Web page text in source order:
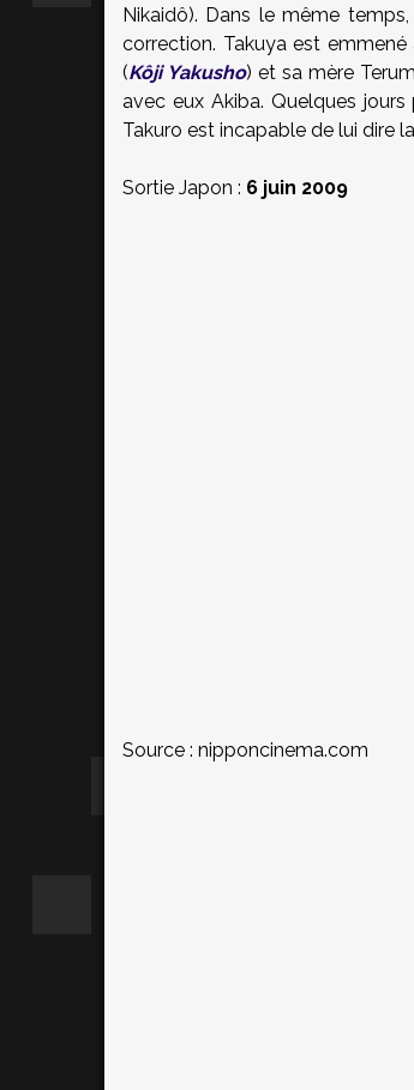
Nikaidô). Dans le même
correction. Takuya est
(Kôji Yakusho) et sa mère
avec eux Akiba. Quelques
Takuro est incapable de lui dire
Sortie Japon : 6 juin 2009
Source : nipponcinema.com